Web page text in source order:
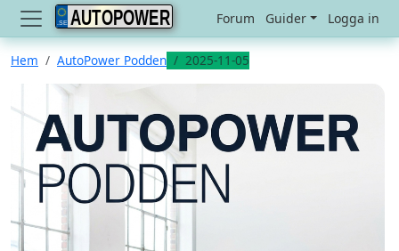
AUTOPOWER Forum Guider Logga in
Hem AutoPower Podden 2025-11-05